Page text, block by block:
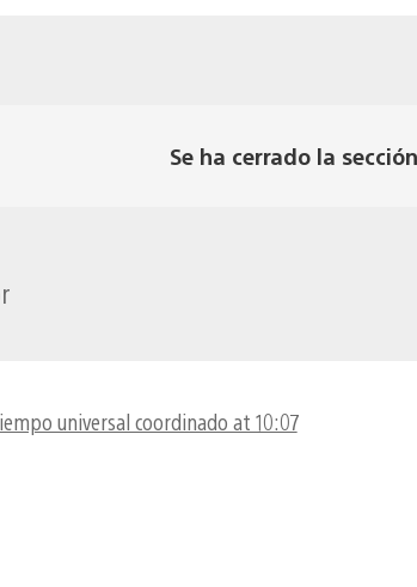
Se ha cerrado la
universal coordinado at 10:07